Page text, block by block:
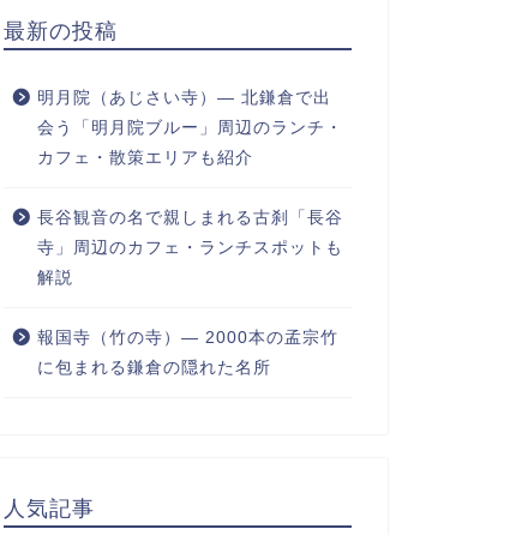
最新の投稿
明月院（あじさい寺）― 北鎌倉で出
会う「明月院ブルー」周辺のランチ・
カフェ・散策エリアも紹介
長谷観音の名で親しまれる古刹「長谷
寺」周辺のカフェ・ランチスポットも
解説
報国寺（竹の寺）― 2000本の孟宗竹
に包まれる鎌倉の隠れた名所
人気記事